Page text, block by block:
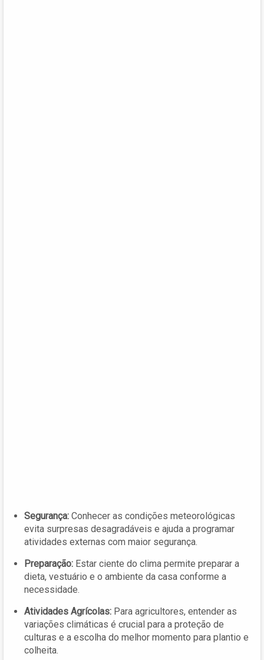
Segurança: Conhecer as condições meteorológicas
evita surpresas desagradáveis e ajuda a programar
atividades externas com maior segurança.
Preparação: Estar ciente do clima permite preparar a
dieta, vestuário e o ambiente da casa conforme a
necessidade.
Atividades Agrícolas: Para agricultores, entender as
variações climáticas é crucial para a proteção de
culturas e a escolha do melhor momento para plantio e
colheita.